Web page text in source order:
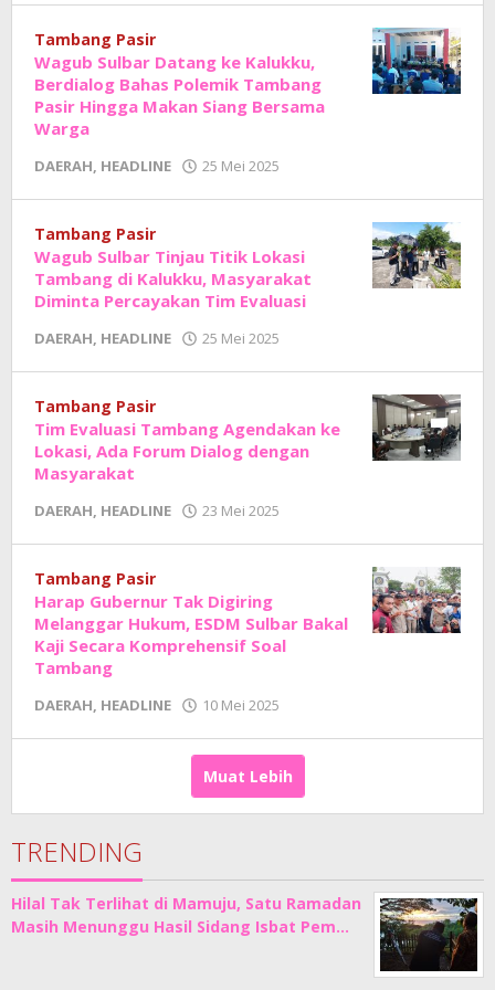
Junaedi
Tambang Pasir
Wagub Sulbar Datang ke Kalukku,
Berdialog Bahas Polemik Tambang
Pasir Hingga Makan Siang Bersama
Warga
DAERAH, HEADLINE 25 Mei 2025
Junaedi
Tambang Pasir
Wagub Sulbar Tinjau Titik Lokasi
Tambang di Kalukku, Masyarakat
Diminta Percayakan Tim Evaluasi
DAERAH, HEADLINE 25 Mei 2025
Junaedi
Tambang Pasir
Tim Evaluasi Tambang Agendakan ke
Lokasi, Ada Forum Dialog dengan
Masyarakat
DAERAH, HEADLINE 23 Mei 2025
Junaedi
Tambang Pasir
Harap Gubernur Tak Digiring
Melanggar Hukum, ESDM Sulbar Bakal
Kaji Secara Komprehensif Soal
Tambang
DAERAH, HEADLINE 10 Mei 2025
Junaedi
Muat Lebih
TRENDING
Hilal Tak Terlihat di Mamuju, Satu Ramadan
Masih Menunggu Hasil Sidang Isbat Pem…